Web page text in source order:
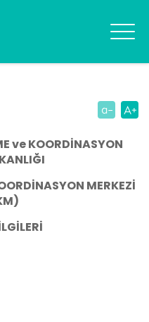
ve KOORDİNASYON
MERKEZİ